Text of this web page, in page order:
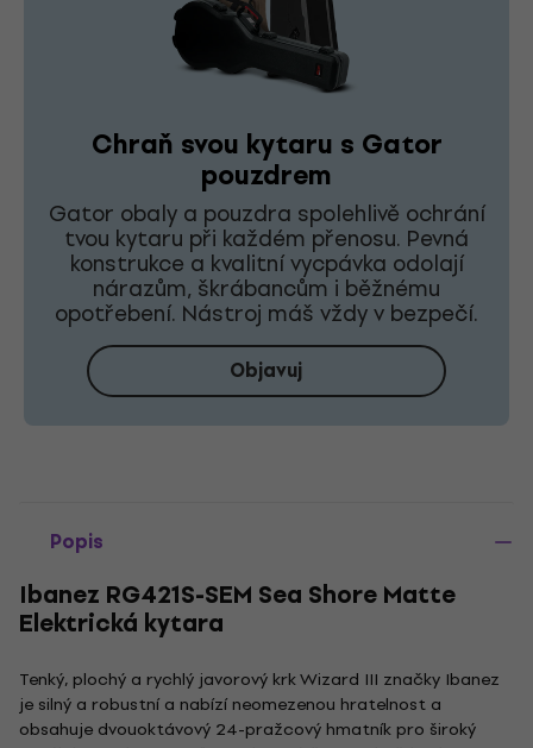
Chraň svou kytaru s Gator
pouzdrem
Gator obaly a pouzdra spolehlivě ochrání
tvou kytaru při každém přenosu. Pevná
konstrukce a kvalitní vycpávka odolají
nárazům, škrábancům i běžnému
opotřebení. Nástroj máš vždy v bezpečí.
Objavuj
Popis
Ibanez RG421S-SEM Sea Shore Matte
Elektrická kytara
Tenký, plochý a rychlý javorový krk Wizard III značky Ibanez
je silný a robustní a nabízí neomezenou hratelnost a
obsahuje dvouoktávový 24-pražcový hmatník pro široký